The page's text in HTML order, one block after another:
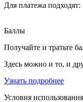
Для платежа подходят:
Баллы
Получайте и тратьте
Здесь можно и то, и
Узнать подробнее
Условия использования